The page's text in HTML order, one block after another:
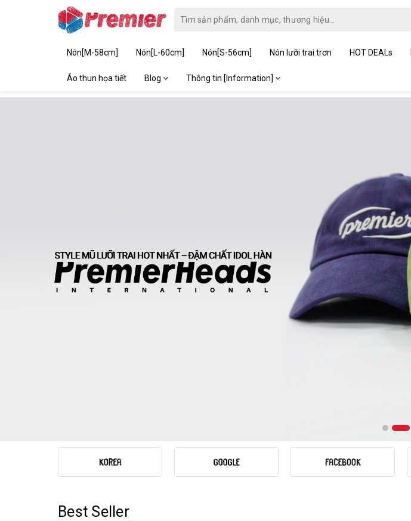
Nón[M-58cm] Nón[L-60cm] Nón[S-56cm] Nón lưỡi trai trơn HOT DEALs
Áo thun họa tiết Blog Thông tin [Information]
Best Seller